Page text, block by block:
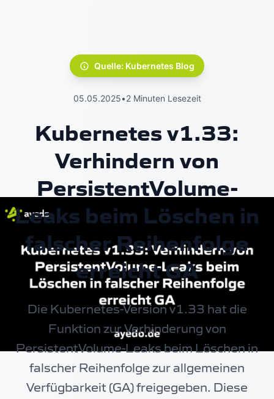
Quelle: Kubernetes Blog
05.05.2025•2 Minuten Lesezeit
Kubernetes v1.33:
Verhindern von
PersistentVolume-
Leaks beim Löschen in
falscher Reihenfolge
erreicht GA
Die Kubernetes-Version v1.33 hat die
Funktion zur Verhinderung von
PersistentVolume-Leaks beim Löschen in
falscher Reihenfolge zur allgemeinen
Verfügbarkeit (GA) freigegeben. Diese